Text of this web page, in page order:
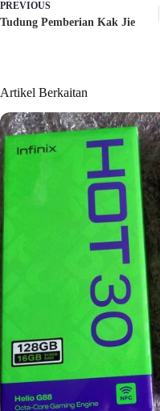
o
k
e
r
PREVIOUS
Tudung Pemberian Kak Jie
Artikel Berkaitan